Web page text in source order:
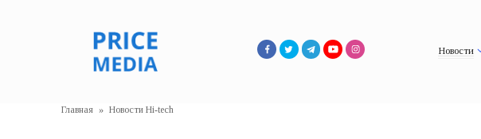
Новости
Главная » Новости Hi-tech